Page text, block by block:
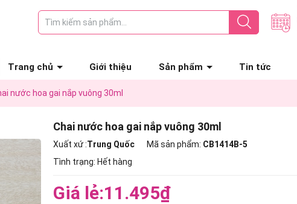
Trang chủ Giới thiệu Sản phẩm Tin tức
nước hoa gai nắp vuông 30ml
Chai nước hoa gai nắp vuông 30ml
Xuất xứ :Trung Quốc Mã sản phẩm: CB1414B-5
Tình trạng: Hết hàng
Giá lẻ:11.495₫